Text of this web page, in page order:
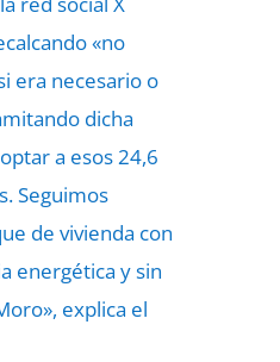
«no
era necesario o
dicha
a esos 24,6
Seguimos
de vivienda con
energética y sin
explica el